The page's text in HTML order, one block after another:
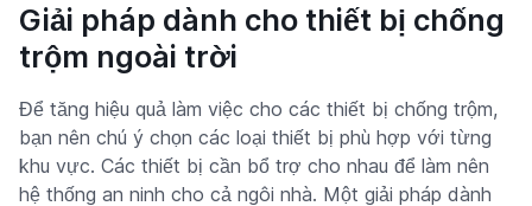
Giải pháp dành cho thiết bị chống
trộm ngoài trời
Để tăng hiệu quả làm việc cho các thiết bị chống trộm,
bạn nên chú ý chọn các loại thiết bị phù hợp với từng
khu vực. Các thiết bị cần bổ trợ cho nhau để làm nên
hệ thống an ninh cho cả ngôi nhà. Một giải pháp dành